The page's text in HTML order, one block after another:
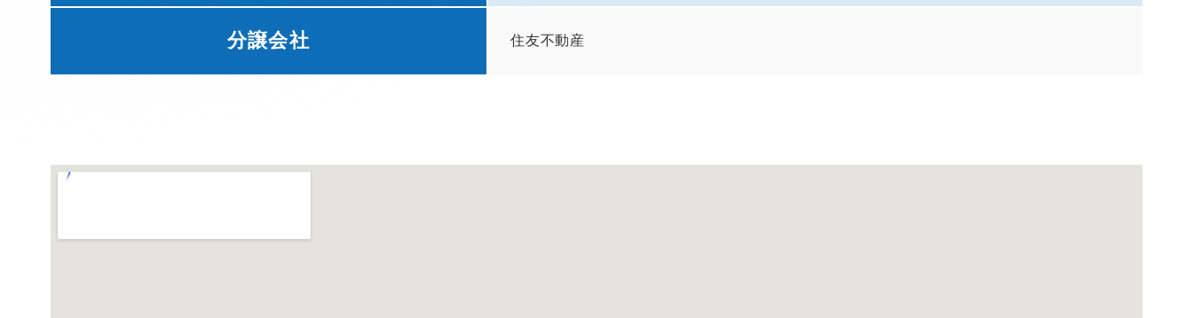
分譲会社 住友不動産